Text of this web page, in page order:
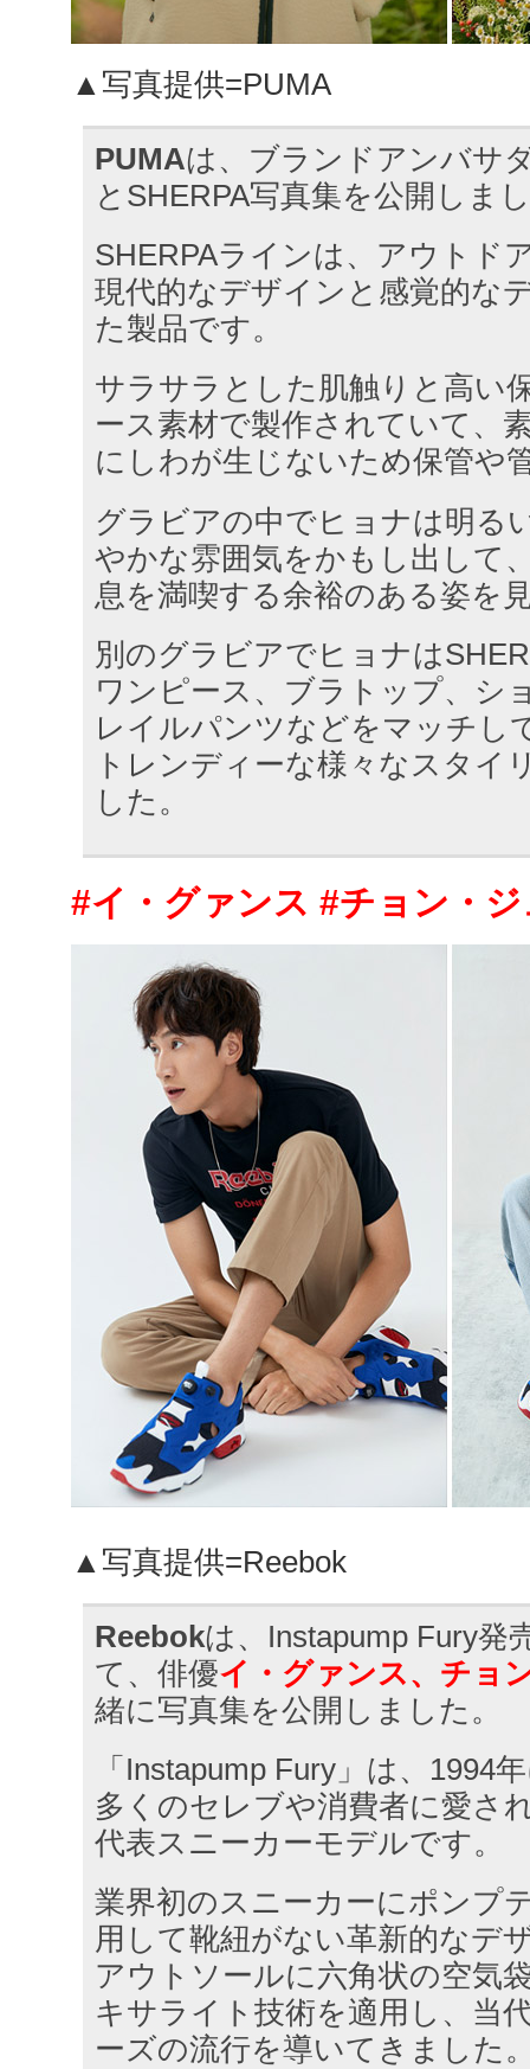
▲写真提供=PUMA
PUMAは、ブランドアンバサ
とSHERPA写真集を公開しま
SHERPAラインは、アウトド
現代的なデザインと感覚的な
た製品です。
サラサラとした肌触りと高い
ース素材で製作されていて、
にしわが生じないため保管や
グラビアの中でヒョナは明る
やかな雰囲気をかもし出して
息を満喫する余裕のある姿を
別のグラビアでヒョナは
ワンピース、ブラトップ、シ
レイルパンツなどをマッチし
トレンディーな様々なスタイ
した。
#イ・グァンス #チョン・
▲写真提供=Reebok
Reebokは、Instapump Fury発
て、俳優イ・グァンス、チョ
緒に写真集を公開しました。
「Instapump Fury」は、1994
多くのセレブや消費者に愛さ
代表スニーカーモデルです。
業界初のスニーカーにポンプ
用して靴紐がない革新的なデ
アウトソールに六角状の空気
キサライト技術を適用し、当
ーズの流行を導いてきました